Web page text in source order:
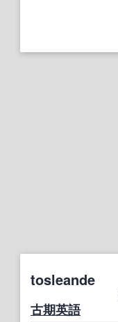
tosleande
古期英語